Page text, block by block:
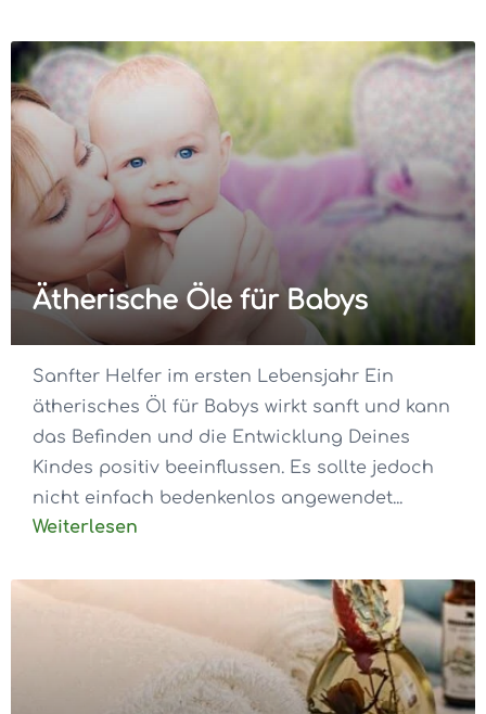
Ätherische Öle für Babys
Sanfter Helfer im ersten Lebensjahr Ein
ätherisches Öl für Babys wirkt sanft und kann
das Befinden und die Entwicklung Deines
Kindes positiv beeinflussen. Es sollte jedoch
nicht einfach bedenkenlos angewendet...
Weiterlesen